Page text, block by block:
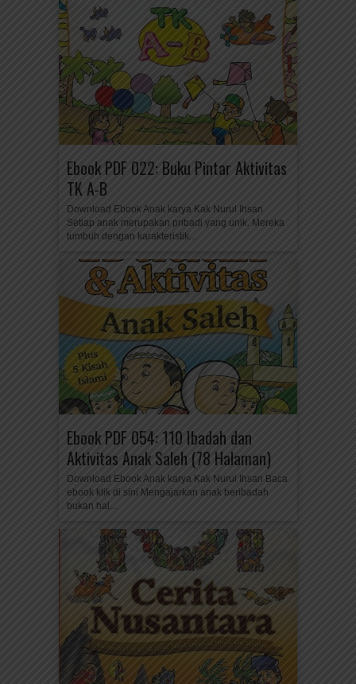
Ebook PDF 022: Buku Pintar Aktivitas
TK A-B
Download Ebook Anak karya Kak Nurul Ihsan
Setiap anak merupakan pribadi yang unik. Mereka
tumbuh dengan karakteristik...
Ebook PDF 054: 110 Ibadah dan
Aktivitas Anak Saleh (78 Halaman)
Download Ebook Anak karya Kak Nurul Ihsan Baca
ebook klik di sini Mengajarkan anak beribadah
bukan hal...